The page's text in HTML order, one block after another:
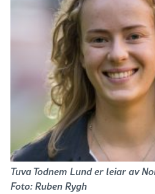
Tuva Todnem Lund er leiar av
Foto: Ruben Rygh